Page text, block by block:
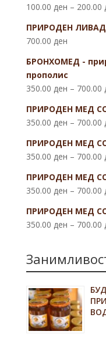
100.00 ден – 200.00
ПРИРОДЕН
700.00 ден
БРОНХОМЕД -
прополис
350.00 ден – 700.00
ПРИРОДЕН МЕД
350.00 ден – 700.00
ПРИРОДЕН МЕД
350.00 ден – 700.00
ПРИРОДЕН МЕД
350.00 ден – 700.00
ПРИРОДЕН МЕД
350.00 ден – 700.00